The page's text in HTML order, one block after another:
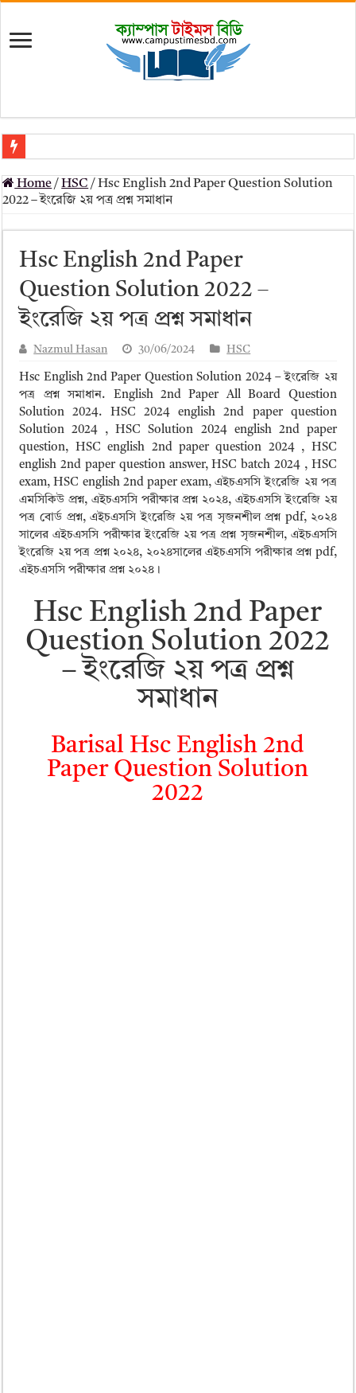
মৎস্য অধিদপ্তর (dof) নিয়োগ বিজ্ঞপ্তি ২০২৬
প্রাথমিক সহকারী শিক্ষক নিয়োগ পরীক্ষার চূড়ান্ত ফলাফল 2026 – Dpe gov bd
Primary Assistant Teacher Result 2026 | dpe.gov.bd result
primary viva result 2026 pdf download – dpe viva result
www dpe gov bd result 2026 pdf
www dpe gov bd result 2026 pdf download
দিনাজপুর বোর্ড এইচএসসি রেজাল্ট ২০২৫ – HSC Result 2025 Dinajpur Board
সিলেট বোর্ড এইচএসসি রেজাল্ট ২০২৫ – HSC Result 2025 Sylhet Board
Home / HSC / Hsc English 2nd Paper Question Solution
2022 – ইংরেজি ২য় পত্র প্রশ্ন সমাধান
Hsc English 2nd Paper
Question Solution 2022 –
ইংরেজি ২য় পত্র প্রশ্ন সমাধান
Nazmul Hasan 30/06/2024 HSC
Hsc English 2nd Paper Question Solution 2024 – ইংরেজি ২য়
পত্র প্রশ্ন সমাধান. English 2nd Paper All Board Question
Solution 2024. HSC 2024 english 2nd paper question
Solution 2024 , HSC Solution 2024 english 2nd paper
question, HSC english 2nd paper question 2024 , HSC
english 2nd paper question answer, HSC batch 2024 , HSC
exam, HSC english 2nd paper exam, এইচএসসি ইংরেজি ২য় পত্র
এমসিকিউ প্রশ্ন, এইচএসসি পরীক্ষার প্রশ্ন ২০২৪, এইচএসসি ইংরেজি ২য়
পত্র বোর্ড প্রশ্ন, এইচএসসি ইংরেজি ২য় পত্র সৃজনশীল প্রশ্ন pdf, ২০২৪
সালের এইচএসসি পরীক্ষার ইংরেজি ২য় পত্র প্রশ্ন সৃজনশীল, এইচএসসি
ইংরেজি ২য় পত্র প্রশ্ন ২০২৪, ২০২৪সালের এইচএসসি পরীক্ষার প্রশ্ন pdf,
এইচএসসি পরীক্ষার প্রশ্ন ২০২৪।
Hsc English 2nd Paper
Question Solution 2022
– ইংরেজি ২য় পত্র প্রশ্ন
সমাধান
Barisal Hsc English 2nd
Paper Question Solution
2022